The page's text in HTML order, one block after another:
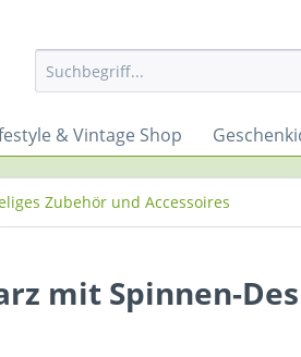
& Vintage Shop
Zubehör und Accessoires
mit Spinnen-